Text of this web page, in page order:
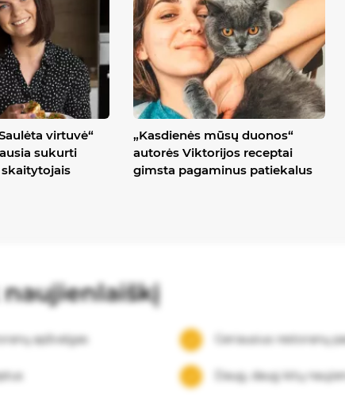
virtuvė“
sukurti
„Kasdienės mūsų duonos“
autorės Viktorijos receptai
gimsta pagaminus patiekalus
naujienlaiškį
apžvalgas Geriausius restoranų
Daug, daug kitų